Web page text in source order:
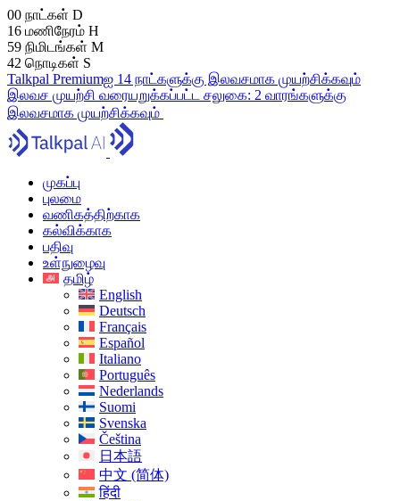
00 நாட்கள் D
16 மணிநேரம் H
59 நிமிடங்கள் M
41 நொடிகள் S
Talkpal Premiumஐ 14 நாட்களுக்கு இலவசமாக முயற்சிக்கவும்
இலவச முயற்சி வரையறுக்கப்பட்ட சலுகை: 2 வாரங்களுக்கு
இலவசமாக முயற்சிக்கவும்
முகப்பு
புலமை
வணிகத்திற்காக
கல்விக்காக
பதிவு
உள்நுழைவு
தமிழ்
English
Deutsch
Français
Español
Italiano
Português
Nederlands
Suomi
Svenska
Čeština
日本語
中文 (简体)
हिंदी